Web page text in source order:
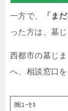
一方で、 「ま
った方は、墓
西都市の墓じ
へ、相談窓口を
㈱ﾕｰｾｷ